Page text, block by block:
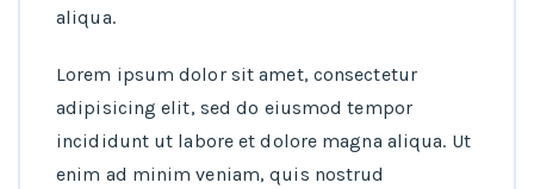
aliqua.
Lorem ipsum dolor sit amet, consectetur
adipisicing elit, sed do eiusmod tempor
incididunt ut labore et dolore magna aliqua. Ut
enim ad minim veniam, quis nostrud